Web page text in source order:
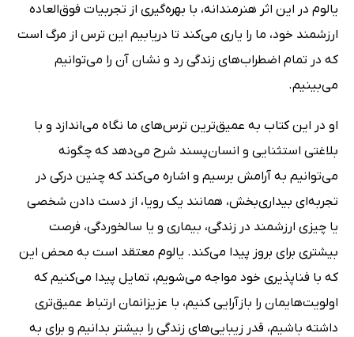
یالوم در این اثر هنرمندانه، با بهره‌گیری از تجربیات فوق‌العاده
ارزشمند خود، ما را یاری می‌کند تا دریابیم این ترس از مرگ است
که در تمام اضطراب‌های زندگی رد و نشان آن را می‌توانیم
می‌بینیم.
او در این کتاب به عمیق‌ترین ترس‌های ما نگاه می‌اندازد و با
بلاغتی استثنایی و انسان‌پسند شرح می‌دهد که چگونه
می‌توانیم به آرامش برسیم و اشاره می‌کند که چنین درکی در
تجربه‌ای بیداری‌بخش، همانند یک رویا، از دست دادن شخصی
یا چیزی ارزشمند در زندگی، بیماری و یا سالخوردگی، فرصت
بیشتری برای بروز پیدا می‌کند. یالوم معتقد است به محض این
که با فناپذیری خود مواجه می‌شویم، تمایل پیدا می‌کنیم که
اولویت‌هایمان را بازآرایی کنیم، با عزیزانمان ارتباط عمیق‌تری
داشته باشیم، قدر زیبایی‌های زندگی را بیشتر بدانیم و برای به